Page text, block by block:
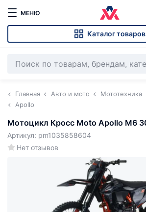
МЕНЮ
Каталог товаров
Главная Авто и мото Мототехника
Apollo
Мотоцикл Кросс Moto Apollo M6
Нет отзывов
Артикул: pm1035858604